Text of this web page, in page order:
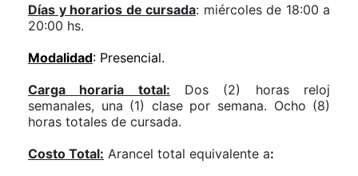
Días y horarios de cursada: miércoles de 18:00 a
20:00 hs.
Modalidad: Presencial.
Carga horaria total: Dos (2) horas reloj
semanales, una (1) clase por semana. Ocho (8)
horas totales de cursada.
Costo Total: Arancel total equivalente a: